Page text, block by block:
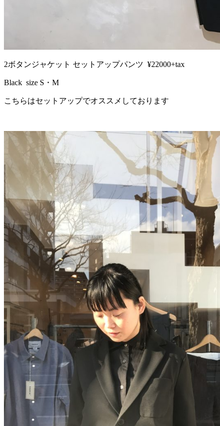
2ボタンジャケット セットアップパンツ ¥22000+tax
Black size S・M
こちらはセットアップでオススメしております